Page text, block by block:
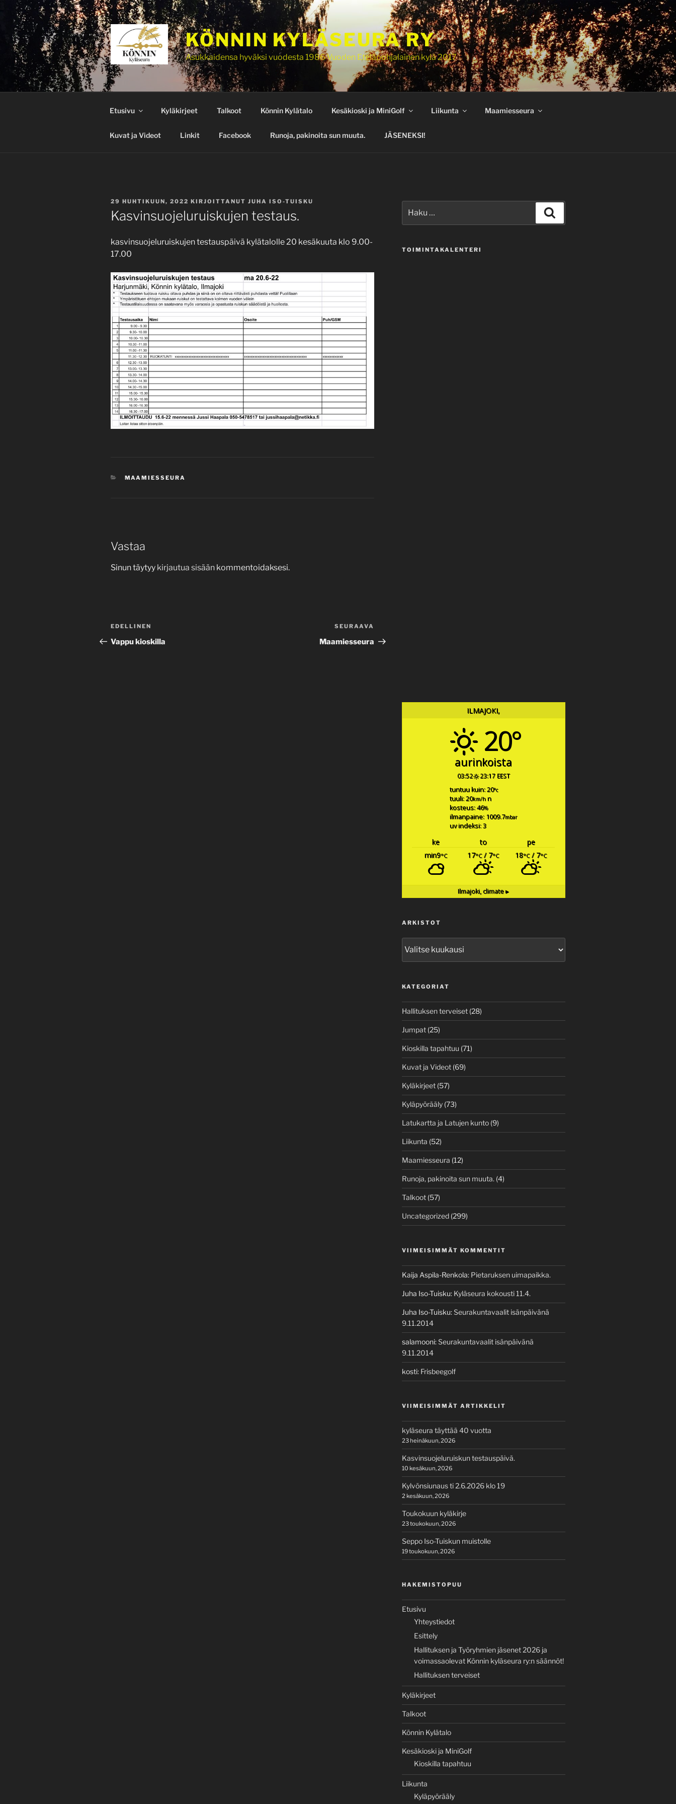
Siirry
sisältöön
KÖNNIN KYLÄSEURA RY
Asukkaidensa hyväksi vuodesta 1986 Vuoden Eteläpohjalainen kylä 2017
Etusivu Kyläkirjeet Talkoot Könnin Kylätalo Kesäkioski ja MiniGolf Liikunta Maamiesseura
Kuvat ja Videot Linkit Facebook Runoja, pakinoita sun muuta. JÄSENEKSI!
JULKAISTU
29 HUHTIKUUN, 2022 KIRJOITTANUT JUHA ISO-TUISKU
Kasvinsuojeluruiskujen testaus.
kasvinsuojeluruiskujen testauspäivä kylätalolle 20 kesäkuuta klo 9.00-
17.00
KATEGORIAT
MAAMIESSEURA
Vastaa
Sinun täytyy kirjautua sisään kommentoidaksesi.
Artikkelien
selaus
Edellinen
artikkeli
EDELLINEN
Vappu kioskilla
artikkeli
SEURAAVA
Maamiesseura
TOIMINTAKALENTERI
ILMAJOKI,
20°
aurinkoista
03:52 23:17 EEST
tuntuu kuin: 20°c
tuuli: 20km/h n
kosteus: 46%
ilmanpaine: 1009.7mbar
uv indeksi: 3
ke to
pe
min9°C 17°C/ 7°C 18°C/ 7°C
Ilmajoki, climate ▸
ARKISTOT
KATEGORIAT
Hallituksen terveiset(28)
Jumpat(25)
Kioskilla tapahtuu (71)
Kuvat ja Videot(69)
Kyläkirjeet(57)
Kyläpyörääly(73)
Latukartta ja Latujen kunto(9)
Liikunta (52)
Maamiesseura (12)
Runoja, pakinoita sun muuta. (4)
Talkoot(57)
Uncategorized(299)
VIIMEISIMMÄT KOMMENTIT
Kaija Aspila-Renkola: Pietaruksen uimapaikka.
Juha Iso-Tuisku: Kyläseura kokousti 11.4.
Juha Iso-Tuisku:Seurakuntavaalit isänpäivänä
9.11.2014
salamooni:Seurakuntavaalit isänpäivänä
9.11.2014
kosti: Frisbeegolf
VIIMEISIMMÄT ARTIKKELIT
kyläseura täyttää 40 vuotta
23 heinäkuun, 2026
Kasvinsuojeluruiskun testauspäivä.
10 kesäkuun, 2026
Kylvönsiunaus ti 2.6.2026 klo 19
2 kesäkuun, 2026
Toukokuun kyläkirje
23 toukokuun, 2026
Seppo Iso-Tuiskun muistolle
19 toukokuun, 2026
HAKEMISTOPUU
Etusivu
Yhteystiedot
Esittely
Hallituksen ja Työryhmien jäsenet 2026 ja
voimassaolevat Könnin kyläseura ry:n säännöt!
Hallituksen terveiset
Kyläkirjeet
Talkoot
Könnin Kylätalo
Kesäkioski ja MiniGolf
Kioskilla tapahtuu
Liikunta
Kyläpyörääly